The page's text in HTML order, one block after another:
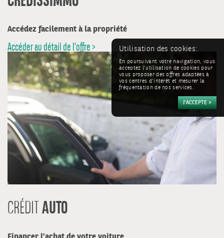
Accédez facilement à la propriété
Accéder au détail de l'offre >
CRÉDITAUTO
Utilisation des cookies:
En poursuivant votre navigation, vous
acceptez l'utilisation de cookies pour
vous proposer des offres adaptées à
vos centres d'intérêt et mesurer la
fréquentation de nos services.